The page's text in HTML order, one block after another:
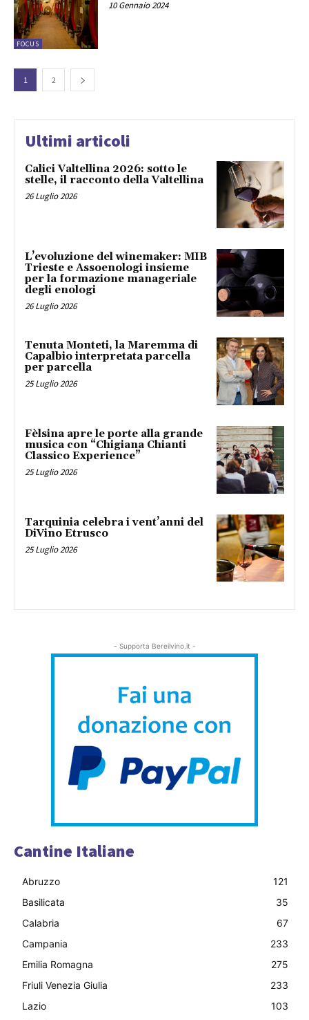
FOCUS
10 Gennaio 2024
1 2
Ultimi articoli
Calici Valtellina 2026: sotto le
stelle, il racconto della Valtellina
26 Luglio 2026
L’evoluzione del winemaker: MIB
Trieste e Assoenologi insieme
per la formazione manageriale
degli enologi
26 Luglio 2026
Tenuta Monteti, la Maremma di
Capalbio interpretata parcella
per parcella
25 Luglio 2026
Fèlsina apre le porte alla grande
musica con “Chigiana Chianti
Classico Experience”
25 Luglio 2026
Tarquinia celebra i vent’anni del
DiVino Etrusco
25 Luglio 2026
- Supporta Bereilvino.it -
Cantine Italiane
Abruzzo
121
Basilicata
35
Calabria
67
Campania
233
Emilia Romagna
275
Friuli Venezia Giulia
233
Lazio
103